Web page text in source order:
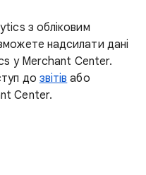
з обліковим
надсилати дані
у Merchant Center.
до звітів або
Center.